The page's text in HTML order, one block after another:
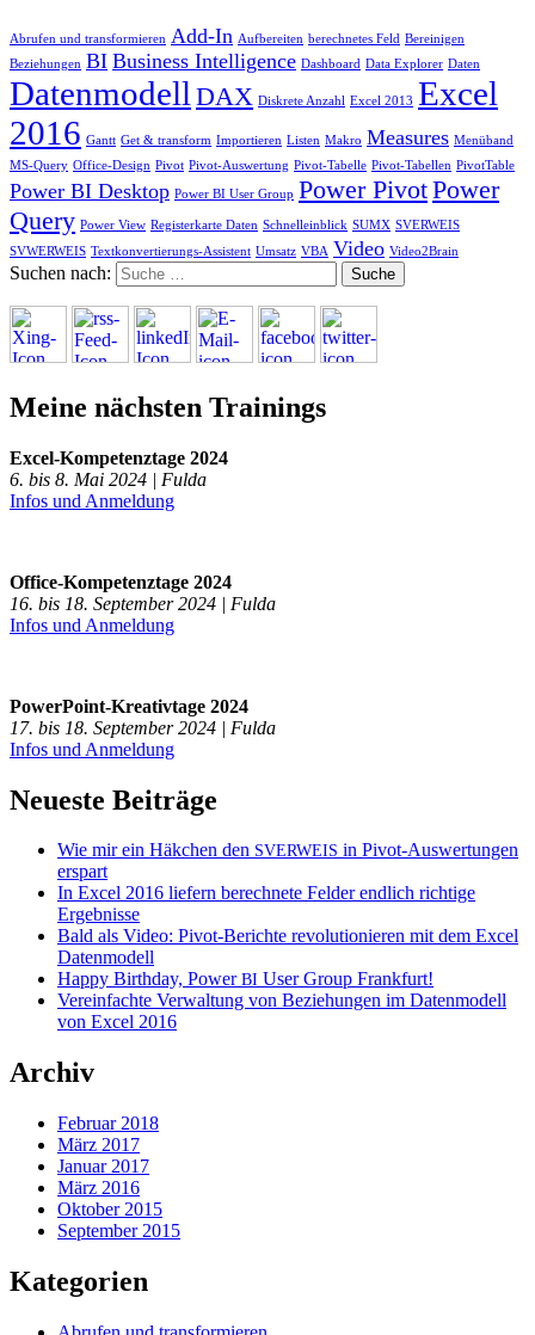
Abrufen und transformieren Add-In Aufbereiten berechnetes Feld Bereinigen
Beziehungen BI Business Intelligence Dashboard Data Explorer Daten
Datenmodell DAX Diskrete Anzahl Excel 2013 Excel
2016 Gantt Get & transform Importieren Listen Makro Measures Menüband
MS-Query Office-Design Pivot Pivot-Auswertung Pivot-Tabelle Pivot-Tabellen PivotTable
Power BI Desktop Power BI User Group Power PivotPower
Query Power View Registerkarte Daten Schnelleinblick SUMX SVERWEIS
SVWERWEIS Textkonvertierungs-Assistent Umsatz VBA Video Video2Brain
Suchen nach:
Meine nächsten Trainings
Excel-Kompetenztage 2024
6. bis 8. Mai 2024 | Fulda
Infos und Anmeldung
Office-Kompetenztage 2024
16. bis 18. September 2024 | Fulda
Infos und Anmeldung
PowerPoint-Kreativtage 2024
17. bis 18. September 2024 | Fulda
Infos und Anmeldung
Neueste Beiträge
Wie mir ein Häkchen den SVERWEIS in Pivot-Auswertungen
erspart
In Excel 2016 liefern berechnete Felder endlich richtige
Ergebnisse
Bald als Video: Pivot-Berichte revolutionieren mit dem Excel
Datenmodell
Happy Birthday, PowerBI User Group Frankfurt!
Vereinfachte Verwaltung von Beziehungen im Datenmodell
von Excel 2016
Archiv
Februar 2018
März 2017
Januar 2017
März 2016
Oktober 2015
September 2015
Kategorien